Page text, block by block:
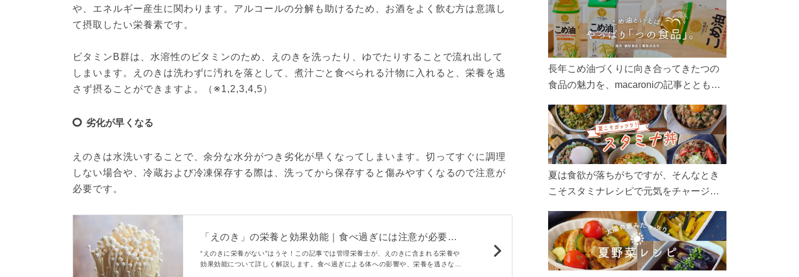
や、エネルギー産生に関わります。アルコールの分解も助けるため、お酒をよく飲む方は意識し
て摂取したい栄養素です。
ビタミンB群は、水溶性のビタミンのため、えのきを洗ったり、ゆでたりすることで流れ出して
しまいます。えのきは洗わずに汚れを落として、煮汁ごと食べられる汁物に入れると、栄養を逃
さず摂ることができますよ。（※1,2,3,4,5）
劣化が早くなる
えのきは水洗いすることで、余分な水分がつき劣化が早くなってしまいます。切ってすぐに調理
しない場合や、冷蔵および冷凍保存する際は、洗ってから保存すると傷みやすくなるので注意が
必要です。
「えのき」の栄養と効果効能｜食べ過ぎには注意が必要？
【管理栄養士執筆】 - macaroni
“えのきに栄養がない”はうそ！この記事では管理栄養士が、えのきに含まれる栄養や
効果効能について詳しく解説します。食べ過ぎによる体への影響や、栄養を逃さない
長年こめ油づくりに向き合ってきたつの
食品の魅力を、macaroniの記事とともに
ん、製造現場や品質へのこだわりまで。
こめ油をもっと好きになるコンテンツを
ぜひお楽しみください。
夏は食欲が落ちがちですが、そんなとき
こそスタミナレシピで元気をチャージ！
リ食べて、夏バテを吹き飛ばしましょ
う！